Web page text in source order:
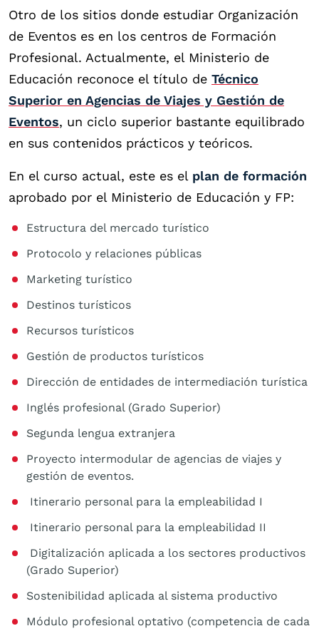
Otro de los sitios donde estudiar Organización
de Eventos es en los centros de Formación
Profesional. Actualmente, el Ministerio de
Educación reconoce el título de Técnico
Superior en Agencias de Viajes y Gestión de
Eventos, un ciclo superior bastante equilibrado
en sus contenidos prácticos y teóricos.
En el curso actual, este es el plan de formación
aprobado por el Ministerio de Educación y FP:
Estructura del mercado turístico
Protocolo y relaciones públicas
Marketing turístico
Destinos turísticos
Recursos turísticos
Gestión de productos turísticos
Dirección de entidades de intermediación turística
Inglés profesional (Grado Superior)
Segunda lengua extranjera
Proyecto intermodular de agencias de viajes y
gestión de eventos.
Itinerario personal para la empleabilidad I
Itinerario personal para la empleabilidad II
Digitalización aplicada a los sectores productivos
(Grado Superior)
Sostenibilidad aplicada al sistema productivo
Módulo profesional optativo (competencia de cada